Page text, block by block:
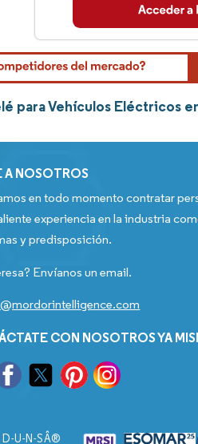
para Vehículos Eléctricos
A NOSOTROS
en todo momento contratar
experiencia en la industria
y predisposición.
Envíanos un email.
CON NOSOTROS YA
D-U-N-SÂ®